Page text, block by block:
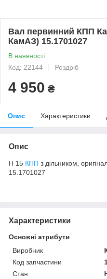
Вал первинний КПП
КамАЗ) 15.1701027
В наявності
Код: 22144
Роздріб
4 950 ₴
Опис Характеристики
Опис
Н 15 КПП з дільником,
15.1701027
Характеристики
Основні атрибути
Виробник
Код запчастини
Стан